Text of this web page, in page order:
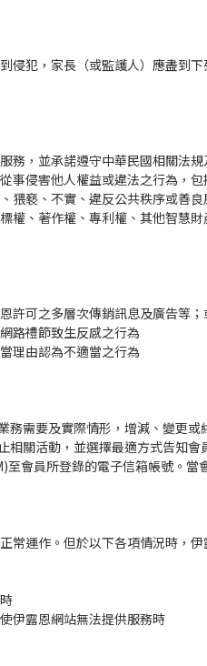
侵犯，家長（或監護人）應盡到
務，並承諾遵守中華民國相關法
事侵害他人權益或違法之行為，包
猥褻、不實、違反公共秩序或善
權、著作權、專利權、其他智慧
許可之多層次傳銷訊息及廣告等
路禮節致生反感之行為
理由認為不適當之行為
需要及實際情形，增減、變更
關活動，並選擇最適方式告知會
會員所登錄的電子信箱帳號。
運作。但於以下各項情況時，
伊露恩網站無法提供服務時